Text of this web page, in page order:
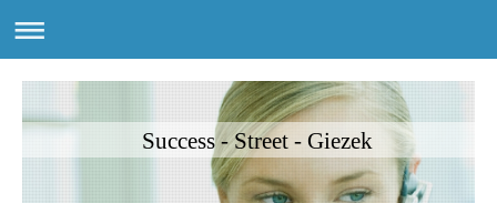
Success - Street - Giezek